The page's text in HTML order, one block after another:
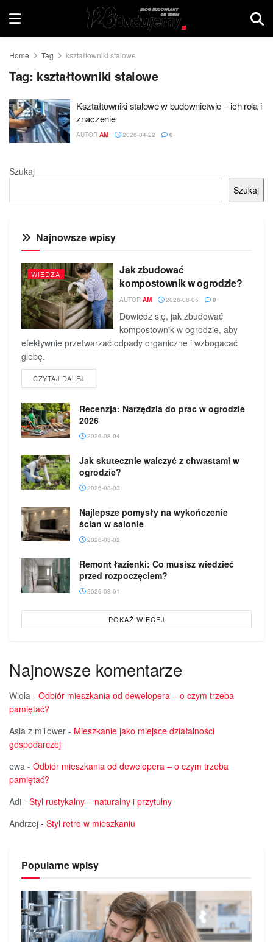
Home Tag kształtowniki stalowe
Tag: kształtowniki stalowe
Kształtowniki stalowe w budownictwie – ich rola i
znaczenie
AUTOR AM 2026-04-22 0
Szukaj
Szukaj
Najnowsze wpisy
WIEDZA
Jak zbudować
kompostownik w ogrodzie?
AUTOR AM 2026-08-05 0
Dowiedz się, jak zbudować
kompostownik w ogrodzie, aby
efektywnie przetwarzać odpady organiczne i wzbogacać
glebę.
CZYTAJ DALEJ
Recenzja: Narzędzia do prac w ogrodzie
2026
2026-08-04
Jak skutecznie walczyć z chwastami w
ogrodzie?
2026-08-03
Najlepsze pomysły na wykończenie
ścian w salonie
2026-08-02
Remont łazienki: Co musisz wiedzieć
przed rozpoczęciem?
2026-08-01
POKAŻ WIĘCEJ
Najnowsze komentarze
Wiola - Odbiór mieszkania od dewelopera – o czym trzeba
pamiętać?
Asia z mTower - Mieszkanie jako miejsce działalności
gospodarczej
ewa - Odbiór mieszkania od dewelopera – o czym trzeba
pamiętać?
Adi - Styl rustykalny – naturalny i przytulny
Andrzej - Styl retro w mieszkaniu
Popularne wpisy